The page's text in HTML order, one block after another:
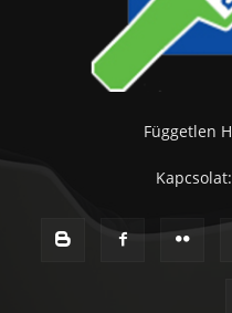
Független
Kapcsolat: